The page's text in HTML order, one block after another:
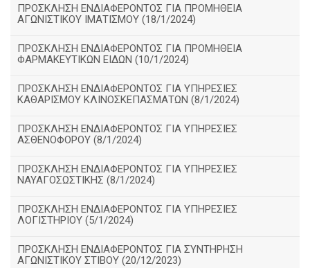
ΠΡΟΣΚΛΗΣΗ ΕΝΔΙΑΦΕΡΟΝΤΟΣ ΓΙΑ ΠΡΟΜΗΘΕΙΑ
ΑΓΩΝΙΣΤΙΚΟΥ ΙΜΑΤΙΣΜΟΥ (18/1/2024)
ΠΡΟΣΚΛΗΣΗ ΕΝΔΙΑΦΕΡΟΝΤΟΣ ΓΙΑ ΠΡΟΜΗΘΕΙΑ
ΦΑΡΜΑΚΕΥΤΙΚΩΝ ΕΙΔΩΝ (10/1/2024)
ΠΡΟΣΚΛΗΣΗ ΕΝΔΙΑΦΕΡΟΝΤΟΣ ΓΙΑ ΥΠΗΡΕΣΙΕΣ
ΚΑΘΑΡΙΣΜΟΥ ΚΛΙΝΟΣΚΕΠΑΣΜΑΤΩΝ (8/1/2024)
ΠΡΟΣΚΛΗΣΗ ΕΝΔΙΑΦΕΡΟΝΤΟΣ ΓΙΑ ΥΠΗΡΕΣΙΕΣ
ΑΣΘΕΝΟΦΟΡΟΥ (8/1/2024)
ΠΡΟΣΚΛΗΣΗ ΕΝΔΙΑΦΕΡΟΝΤΟΣ ΓΙΑ ΥΠΗΡΕΣΙΕΣ
ΝΑΥΑΓΟΣΩΣΤΙΚΗΣ (8/1/2024)
ΠΡΟΣΚΛΗΣΗ ΕΝΔΙΑΦΕΡΟΝΤΟΣ ΓΙΑ ΥΠΗΡΕΣΙΕΣ
ΛΟΓΙΣΤΗΡΙΟΥ (5/1/2024)
ΠΡΟΣΚΛΗΣΗ ΕΝΔΙΑΦΕΡΟΝΤΟΣ ΓΙΑ ΣΥΝΤΗΡΗΣΗ
ΑΓΩΝΙΣΤΙΚΟΥ ΣΤΙΒΟΥ (20/12/2023)